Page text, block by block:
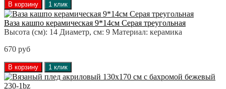
В корзину 1 клик
Ваза кашпо керамическая 9*14см Серая треугольная
Высота (см): 14 Диаметр, см: 9 Материал: керамика
670 руб
В корзину 1 клик